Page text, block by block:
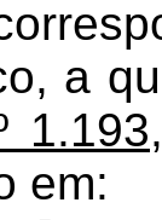
a
em: